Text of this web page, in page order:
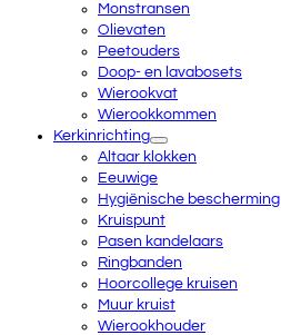
Monstransen
Olievaten
Peetouders
Doop- en lavabosets
Wierookvat
Wierookkommen
Kerkinrichting
Altaar klokken
Eeuwige
Hygiënische bescherming
Kruispunt
Pasen kandelaars
Ringbanden
Hoorcollege kruisen
Muur kruist
Wierookhouder